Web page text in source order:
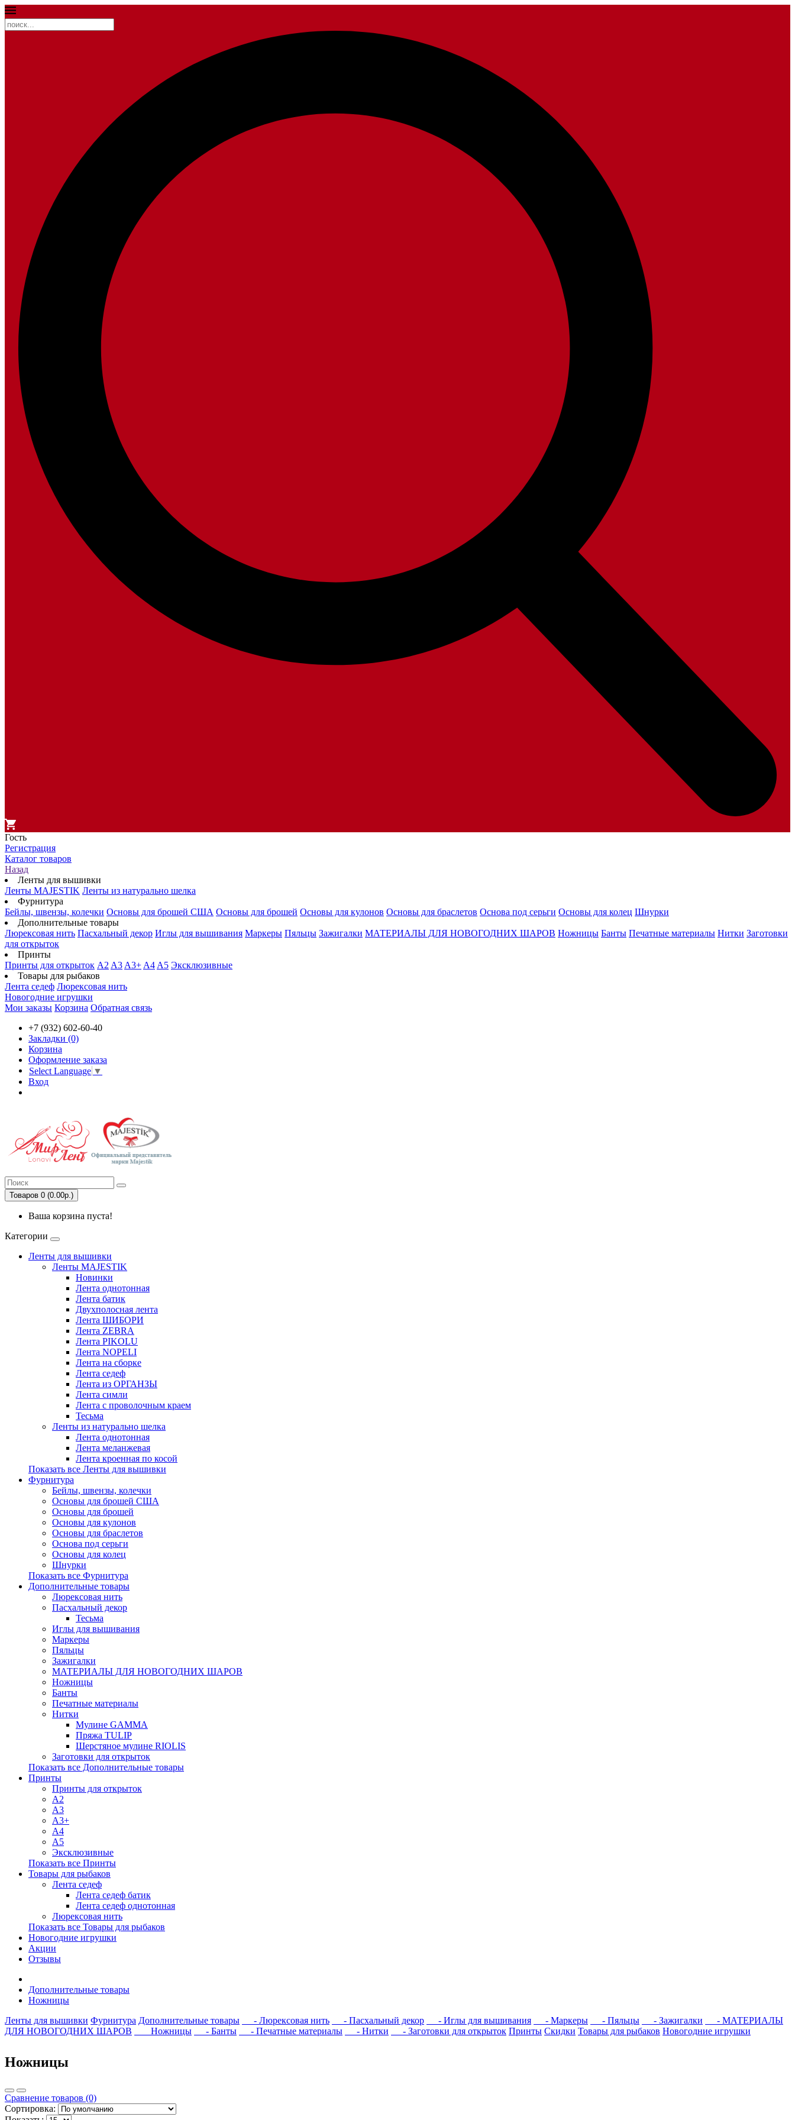
Гость
Регистрация
Каталог товаров
Назад
Ленты для вышивки
Ленты MAJESTIK Ленты из натурально шелка
Фурнитура
Бейлы, швензы, колечки Основы для брошей США Основы для брошей Основы для кулонов Основы для браслетов Основа под серьги Основы для колец Шнурки
Дополнительные товары
Люрексовая нить Пасхальный декор Иглы для вышивания Маркеры Пяльцы Зажигалки МАТЕРИАЛЫ ДЛЯ НОВОГОДНИХ ШАРОВ Ножницы Банты Печатные материалы Нитки Заготовки
для открыток
Принты
Принты для открыток A2 A3 A3+ A4 A5 Эксклюзивные
Товары для рыбаков
Лента седеф Люрексовая нить
Новогодние игрушки
Мои заказы Корзина Обратная связь
+7 (932) 602-60-40
Закладки (0)
Корзина
Оформление заказа
Select Language ▼
Вход
Товаров 0 (0.00р.)
Ваша корзина пуста!
Категории
Ленты для вышивки
Ленты MAJESTIK
Новинки
Лента однотонная
Лента батик
Двухполосная лента
Лента ШИБОРИ
Лента ZEBRA
Лента PIKOLU
Лента NOPELI
Лента на сборке
Лента седеф
Лента из ОРГАНЗЫ
Лента симли
Лента с проволочным краем
Тесьма
Ленты из натурально шелка
Лента однотонная
Лента меланжевая
Лента кроенная по косой
Показать все Ленты для вышивки
Фурнитура
Бейлы, швензы, колечки
Основы для брошей США
Основы для брошей
Основы для кулонов
Основы для браслетов
Основа под серьги
Основы для колец
Шнурки
Показать все Фурнитура
Дополнительные товары
Люрексовая нить
Пасхальный декор
Тесьма
Иглы для вышивания
Маркеры
Пяльцы
Зажигалки
МАТЕРИАЛЫ ДЛЯ НОВОГОДНИХ ШАРОВ
Ножницы
Банты
Печатные материалы
Нитки
Мулине GAMMA
Пряжа TULIP
Шерстяное мулине RIOLIS
Заготовки для открыток
Показать все Дополнительные товары
Принты
Принты для открыток
A2
A3
A3+
A4
A5
Эксклюзивные
Показать все Принты
Товары для рыбаков
Лента седеф
Лента седеф батик
Лента седеф однотонная
Люрексовая нить
Показать все Товары для рыбаков
Новогодние игрушки
Акции
Отзывы
Дополнительные товары
Ножницы
Ленты для вышивки Фурнитура Дополнительные товары - Люрексовая нить - Пасхальный декор - Иглы для вышивания - Маркеры - Пяльцы - Зажигалки
- МАТЕРИАЛЫ
ДЛЯ НОВОГОДНИХ ШАРОВ
Ножницы - Банты - Печатные материалы - Нитки - Заготовки для открыток Принты Скидки Товары для рыбаков Новогодние игрушки
Ножницы
Сравнение товаров (0)
Сортировка: